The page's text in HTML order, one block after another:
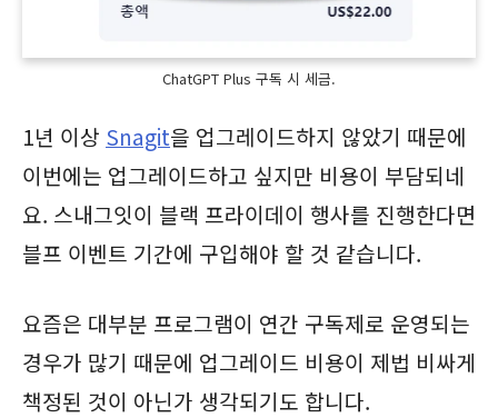
ChatGPT Plus 구독 시 세금.
1년 이상 Snagit을 업그레이드하지 않았기 때문에
이번에는 업그레이드하고 싶지만 비용이 부담되네
요. 스내그잇이 블랙 프라이데이 행사를 진행한다면
블프 이벤트 기간에 구입해야 할 것 같습니다.
요즘은 대부분 프로그램이 연간 구독제로 운영되는
경우가 많기 때문에 업그레이드 비용이 제법 비싸게
책정된 것이 아닌가 생각되기도 합니다.